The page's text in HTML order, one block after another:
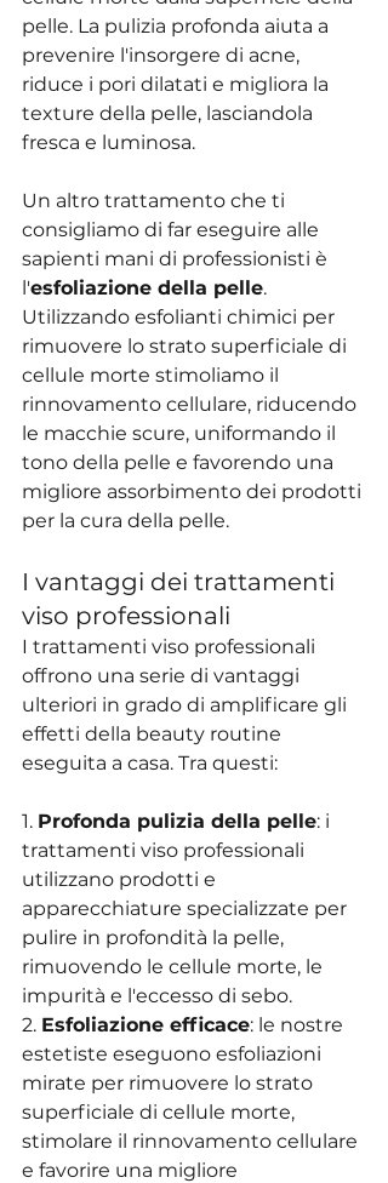
pelle. La pulizia profonda aiuta a
prevenire l'insorgere di acne,
riduce i pori dilatati e migliora la
texture della pelle, lasciandola
fresca e luminosa.
Un altro trattamento che ti
consigliamo di far eseguire alle
sapienti mani di professionisti è
l'esfoliazione della pelle.
Utilizzando esfolianti chimici per
rimuovere lo strato superficiale di
cellule morte stimoliamo il
rinnovamento cellulare, riducendo
le macchie scure, uniformando il
tono della pelle e favorendo una
migliore assorbimento dei prodotti
per la cura della pelle.
I vantaggi dei trattamenti
viso professionali
I trattamenti viso professionali
offrono una serie di vantaggi
ulteriori in grado di amplificare gli
effetti della beauty routine
eseguita a casa. Tra questi:
1. Profonda pulizia della pelle: i
trattamenti viso professionali
utilizzano prodotti e
apparecchiature specializzate per
pulire in profondità la pelle,
rimuovendo le cellule morte, le
impurità e l'eccesso di sebo.
2. Esfoliazione efficace: le nostre
estetiste eseguono esfoliazioni
mirate per rimuovere lo strato
superficiale di cellule morte,
stimolare il rinnovamento cellulare
e favorire una migliore